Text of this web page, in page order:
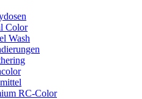
Color
Wash
RC-Color